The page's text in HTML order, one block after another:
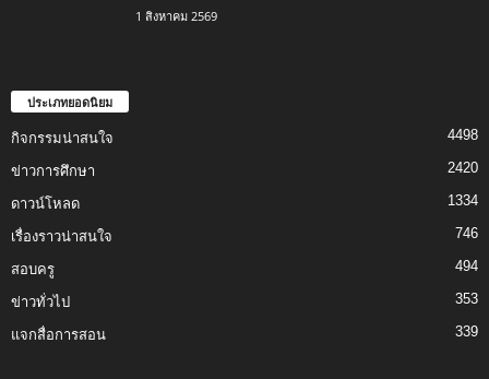
1 สิงหาคม 2569
ประเภทยอดนิยม
กิจกรรมน่าสนใจ 4498
ข่าวการศึกษา 2420
ดาวน์โหลด 1334
เรื่องราวน่าสนใจ 746
สอบครู 494
ข่าวทั่วไป 353
แจกสื่อการสอน 339